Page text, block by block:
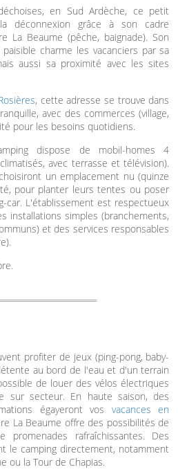
en Sud Ardèche, ce petit
déconnexion grâce à son cadre
La Beaume (pêche, baignade). Son
charme les vacanciers par sa
aussi sa proximité avec les sites
, cette adresse se trouve dans
avec des commerces (village,
pour les besoins quotidiens.
dispose de mobil-homes 4
avec terrasse et télévision).
un emplacement nu (quinze
pour planter leurs tentes ou poser
car. L'établissement est respectueux
installations simples (branchements,
et des services responsables
profiter de jeux (ping-pong, baby-
au bord de l'eau et d'un terrain
de louer des vélos électriques
sur secteur. En haute saison, des
égayeront vos vacances en
La Beaume offre des possibilités de
rafraîchissantes. Des
le camping directement, notamment
ou la Tour de Chapias.